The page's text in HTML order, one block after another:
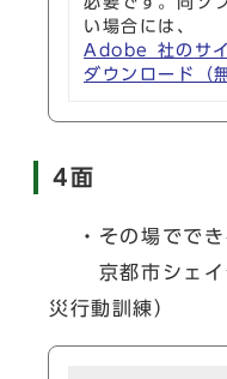
い場合には、
Adobe 社のサ
ダウンロード（
4面
・その場ででき
京都市シェイク
災行動訓練）